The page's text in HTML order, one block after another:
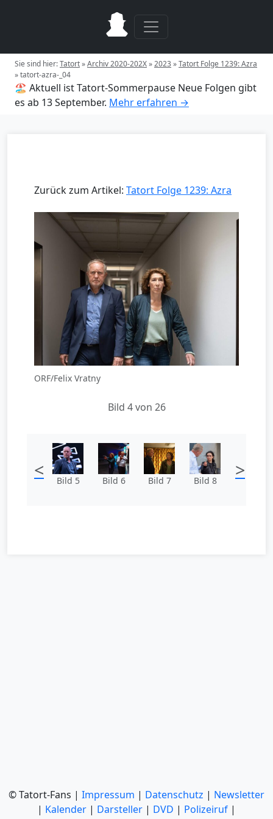
Sie sind hier:Tatort»Archiv 2020-202X»2023»Tatort Folge 1239: Azra
»tatort-azra-_04
🏖️ Aktuell ist Tatort-Sommerpause Neue Folgen gibt
es ab 13 September. Mehr erfahren →
Zurück zum Artikel: Tatort Folge 1239: Azra
ORF/Felix Vratny
Bild 4 von 26
< Bild 5 Bild 6 Bild 7 Bild 8 >
© Tatort-Fans | Impressum | Datenschutz | Newsletter
| Kalender | Darsteller | DVD | Polizeiruf |